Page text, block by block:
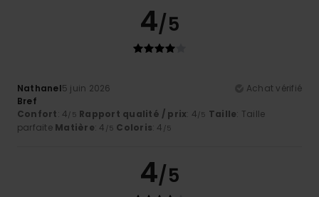
4/5
Nathanel5 juin 2026
Achat vérifié
Bref
Confort: 4 /5 Rapport qualité / prix: 4 /5 Taille: Taille
parfaite Matière: 4 /5 Coloris: 4 /5
4/5